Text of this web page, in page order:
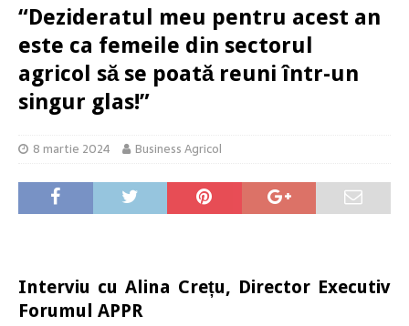
“Dezideratul meu pentru acest an
este ca femeile din sectorul
agricol să se poată reuni într-un
singur glas!”
8 martie 2024 Business Agricol
Interviu cu Alina Crețu, Director Executiv
Forumul APPR